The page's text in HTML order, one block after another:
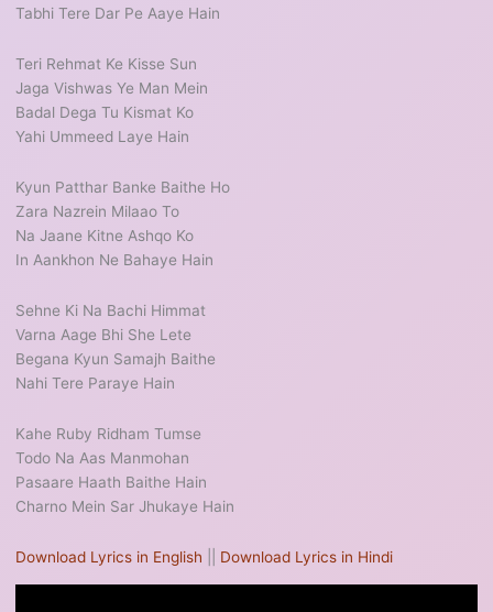
Tabhi Tere Dar Pe Aaye Hain
Teri Rehmat Ke Kisse Sun
Jaga Vishwas Ye Man Mein
Badal Dega Tu Kismat Ko
Yahi Ummeed Laye Hain
Kyun Patthar Banke Baithe Ho
Zara Nazrein Milaao To
Na Jaane Kitne Ashqo Ko
In Aankhon Ne Bahaye Hain
Sehne Ki Na Bachi Himmat
Varna Aage Bhi She Lete
Begana Kyun Samajh Baithe
Nahi Tere Paraye Hain
Kahe Ruby Ridham Tumse
Todo Na Aas Manmohan
Pasaare Haath Baithe Hain
Charno Mein Sar Jhukaye Hain
Download Lyrics in English Download Lyrics in Hindi